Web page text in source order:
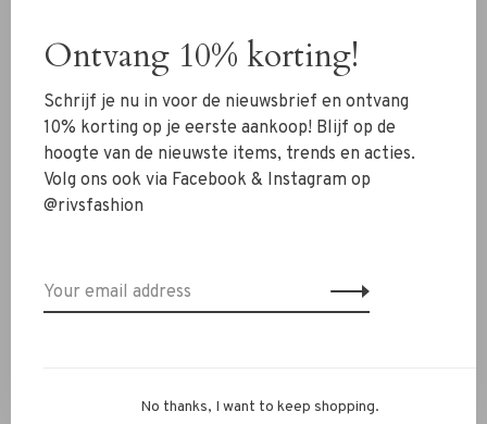
Side slits at the bottom
Falls high on the ankle
Washing instructions
Hand wash
Still unsure about your size? Contact our RIVS team via
Ontvang 10% korting!
Schrijf je nu in voor de nieuwsbrief en ontvang
10% korting op je eerste aankoop! Blijf op de
hoogte van de nieuwste items, trends en acties.
Volg ons ook via Facebook & Instagram op
@rivsfashion
No thanks, I want to keep shopping.